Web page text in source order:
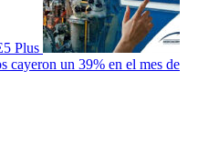
Plus
cayeron un 39% en el mes de